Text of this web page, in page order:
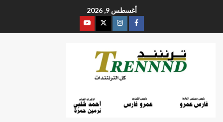
أغسطس 9, 2026